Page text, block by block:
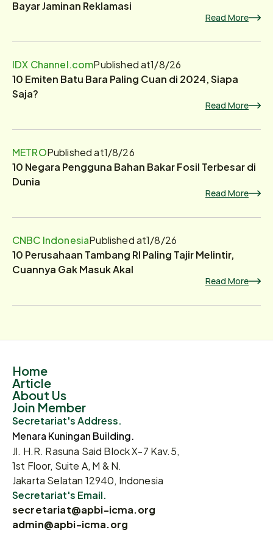
Bayar Jaminan Reklamasi
Read More
IDX Channel.comPublished at1/8/26
10 Emiten Batu Bara Paling Cuan di 2024, Siapa
Saja?
Read More
METROPublished at1/8/26
10 Negara Pengguna Bahan Bakar Fosil Terbesar di
Dunia
Read More
CNBC IndonesiaPublished at1/8/26
10 Perusahaan Tambang RI Paling Tajir Melintir,
Cuannya Gak Masuk Akal
Read More
Home
Article
About Us
Join Member
Secretariat's Address.
Menara Kuningan Building.
Jl. H.R. Rasuna Said Block X-7 Kav.5,
1st Floor, Suite A, M & N.
Jakarta Selatan 12940, Indonesia
Secretariat's Email.
secretariat@apbi-icma.org
admin@apbi-icma.org